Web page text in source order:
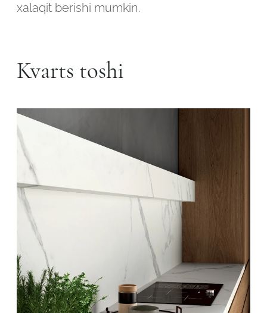
xalaqit berishi mumkin.
Kvarts toshi